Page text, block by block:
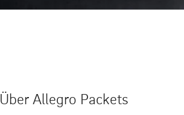
Über Allegro Packets